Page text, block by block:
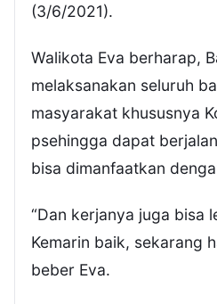
(3/6/2021).
Walikota Eva berharap,
melaksanakan seluruh
masyarakat khususnya
psehingga dapat
bisa dimanfaatkan
“Dan kerjanya juga bisa
Kemarin baik, sekarang
beber Eva.